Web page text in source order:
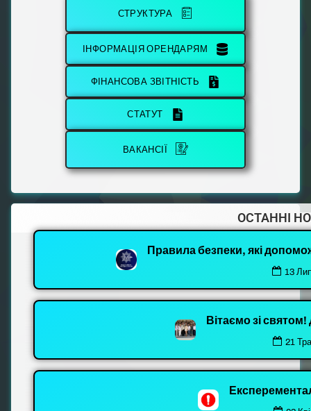
СТРУКТУРА
ІНФОРМАЦІЯ ОРЕНДАРЯМ
ФІНАНСОВА ЗВІТНІСТЬ
СТАТУТ
ВАКАНСІЇ
ОСТАННІ
Правила безпеки, які
13
Вітаємо зі
21